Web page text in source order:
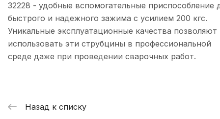
32228 - удобные вспомогательные приспособление
быстрого и надежного зажима с усилием 200 кгс.
Уникальные эксплуатационные качества позволяют
использовать эти струбцины в профессиональной
среде даже при проведении сварочных работ.
Назад к списку